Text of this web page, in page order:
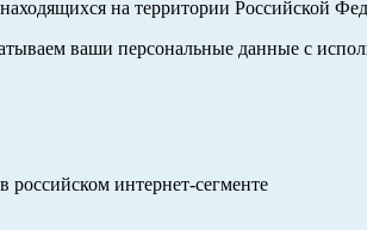
на территории Российской
ваши персональные данные с
интернет-сегменте